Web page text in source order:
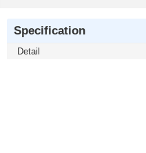
Specification
Detail